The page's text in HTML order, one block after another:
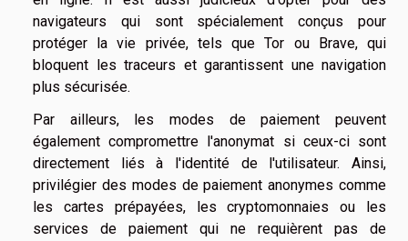
navigateurs qui sont spécialement conçus pour
protéger la vie privée, tels que Tor ou Brave, qui
bloquent les traceurs et garantissent une navigation
plus sécurisée.
Par ailleurs, les modes de paiement peuvent
également compromettre l'anonymat si ceux-ci sont
directement liés à l'identité de l'utilisateur. Ainsi,
privilégier des modes de paiement anonymes comme
les cartes prépayées, les cryptomonnaies ou les
services de paiement qui ne requièrent pas de